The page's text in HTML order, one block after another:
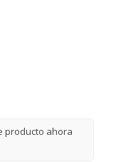
producto ahora